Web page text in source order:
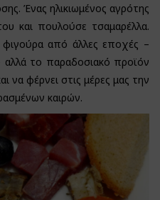
Ένας ηλικιωμένος αγρότης
και πουλούσε τσαμαρέλλα.
από άλλες εποχές –
το παραδοσιακό προϊόν
να φέρνει στις μέρες μας την
καιρών.